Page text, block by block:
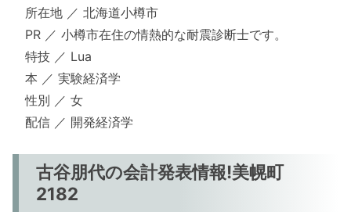
所在地 ／ 北海道小樽市
PR ／ 小樽市在住の情熱的な耐震診断士です。
特技 ／ Lua
本 ／ 実験経済学
性別 ／ 女
配信 ／ 開発経済学
古谷朋代の会計発表情報!美幌町
2182